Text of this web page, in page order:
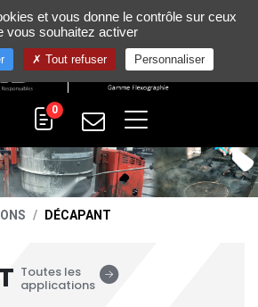
(0)4 75 58 80 10
0
DÉCAPANT
Toutes les
applications
sur les cookies
et vous donne le contrôle sur ceux
vous souhaitez activer
Tout refuser Personnaliser